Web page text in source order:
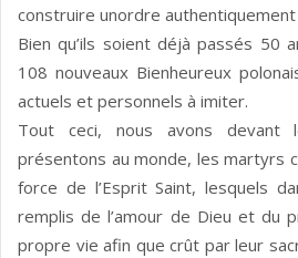
construire unordre authentiquement
Bien qu’ils soient déjà passés 50
108 nouveaux Bienheureux
actuels et personnels à imiter.
Tout ceci, nous avons devant
présentons au monde, les martyrs
force de l’Esprit Saint, lesquels
remplis de l’amour de Dieu et du
propre vie afin que crût par leur